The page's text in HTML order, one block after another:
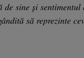
sine şi
să reprezinte